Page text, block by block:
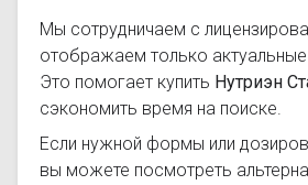
Мы сотрудничаем с
отображаем только
Это помогает купить Нутриэн
сэкономить время на поиске.
Если нужной формы или
вы можете посмотреть